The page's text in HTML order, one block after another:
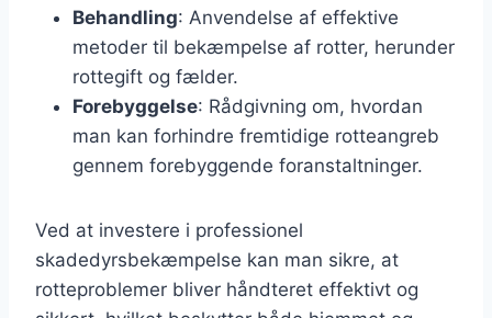
Behandling: Anvendelse af effektive
metoder til bekæmpelse af rotter, herunder
rottegift og fælder.
Forebyggelse: Rådgivning om, hvordan
man kan forhindre fremtidige rotteangreb
gennem forebyggende foranstaltninger.
Ved at investere i professionel
skadedyrsbekæmpelse kan man sikre, at
rotteproblemer bliver håndteret effektivt og